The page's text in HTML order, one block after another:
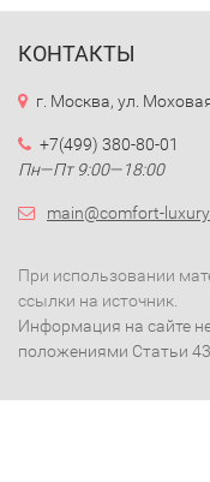
КОНТАКТЫ
г. Москва, ул.
+7(499) 380-80-01
Пн—Пт 9:00—18:00
main@comfort-
При использовании
ссылки на источник.
Информация на сайте
положениями Статьи